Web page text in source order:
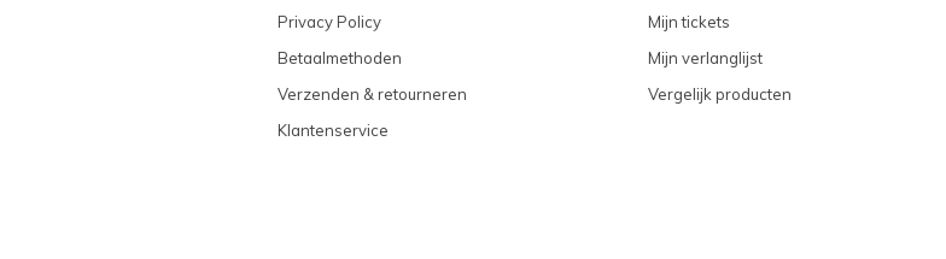
Privacy Policy
Betaalmethoden
Verzenden & retourneren
Klantenservice
Mijn tickets
Mijn verlanglijst
Vergelijk producten